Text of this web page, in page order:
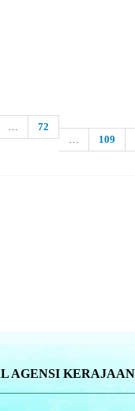
…
72
…
109
AGENSI KERAJAAN